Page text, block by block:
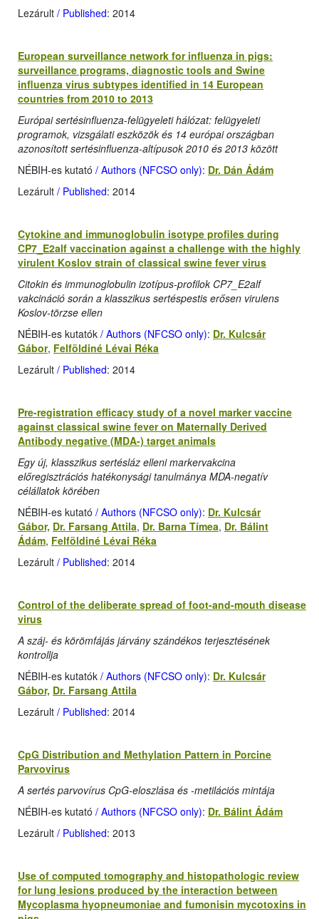
Lezárult / Published: 2014
European surveillance network for influenza in pigs:
surveillance programs, diagnostic tools and Swine
influenza virus subtypes identified in 14 European
countries from 2010 to 2013
Európai sertésinfluenza-felügyeleti hálózat: felügyeleti
programok, vizsgálati eszközök és 14 európai országban
azonosított sertésinfluenza-altípusok 2010 és 2013 között
NÉBIH-es kutató / Authors (NFCSO only): Dr. Dán Ádám
Lezárult / Published: 2014
Cytokine and immunoglobulin isotype profiles during
CP7_E2alf vaccination against a challenge with the highly
virulent Koslov strain of classical swine fever virus
Citokin és immunoglobulin izotípus-profilok CP7_E2alf
vakcináció során a klasszikus sertéspestis erősen virulens
Koslov-törzse ellen
NÉBIH-es kutatók / Authors (NFCSO only): Dr. Kulcsár
Gábor, Felföldiné Lévai Réka
Lezárult / Published: 2014
Pre-registration efficacy study of a novel marker vaccine
against classical swine fever on Maternally Derived
Antibody negative (MDA-) target animals
Egy új, klasszikus sertésláz elleni markervakcina
előregisztrációs hatékonysági tanulmánya MDA-negatív
célállatok körében
NÉBIH-es kutató / Authors (NFCSO only): Dr. Kulcsár
Gábor, Dr. Farsang Attila, Dr. Barna Tímea, Dr. Bálint
Ádám, Felföldiné Lévai Réka
Lezárult / Published: 2014
Control of the deliberate spread of foot-and-mouth disease
virus
A száj- és körömfájás járvány szándékos terjesztésének
kontrollja
NÉBIH-es kutatók / Authors (NFCSO only): Dr. Kulcsár
Gábor, Dr. Farsang Attila
Lezárult / Published: 2014
CpG Distribution and Methylation Pattern in Porcine
Parvovirus
A sertés parvovírus CpG-eloszlása és -metilációs mintája
NÉBIH-es kutató / Authors (NFCSO only): Dr. Bálint Ádám
Lezárult / Published: 2013
Use of computed tomography and histopathologic review
for lung lesions produced by the interaction between
Mycoplasma hyopneumoniae and fumonisin mycotoxins in